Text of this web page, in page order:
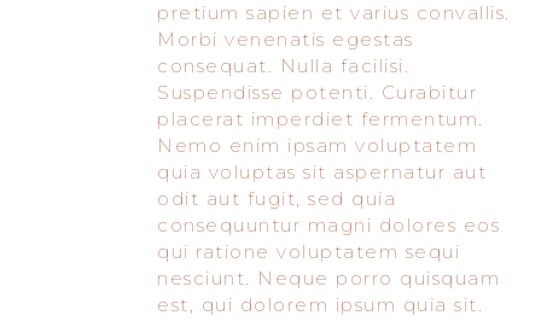
pretium sapien et varius convallis.
Morbi venenatis egestas
consequat. Nulla facilisi.
Suspendisse potenti. Curabitur
placerat imperdiet fermentum.
Nemo enim ipsam voluptatem
quia voluptas sit aspernatur aut
odit aut fugit, sed quia
consequuntur magni dolores eos
qui ratione voluptatem sequi
nesciunt. Neque porro quisquam
est, qui dolorem ipsum quia sit.